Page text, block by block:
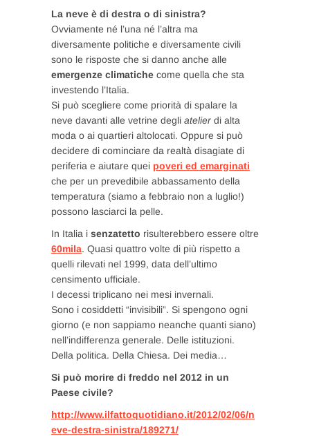
La neve è di destra o di sinistra?
Ovviamente né l’una né l’altra ma
diversamente politiche e diversamente civili
sono le risposte che si danno anche alle
emergenze climatiche come quella che sta
investendo l’Italia.
Si può scegliere come priorità di spalare la
neve davanti alle vetrine degli atelier di alta
moda o ai quartieri altolocati. Oppure si può
decidere di cominciare da realtà disagiate di
periferia e aiutare quei poveri ed emarginati
che per un prevedibile abbassamento della
temperatura (siamo a febbraio non a luglio!)
possono lasciarci la pelle.
In Italia i senzatetto risulterebbero essere oltre
60mila. Quasi quattro volte di più rispetto a
quelli rilevati nel 1999, data dell’ultimo
censimento ufficiale.
I decessi triplicano nei mesi invernali.
Sono i cosiddetti “invisibili”. Si spengono ogni
giorno (e non sappiamo neanche quanti siano)
nell’indifferenza generale. Delle istituzioni.
Della politica. Della Chiesa. Dei media…
Si può morire di freddo nel 2012 in un
Paese civile?
http://www.ilfattoquotidiano.it/2012/02/06/n
eve-destra-sinistra/189271/